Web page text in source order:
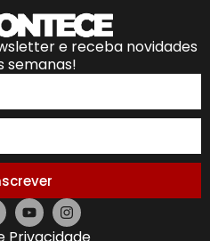
e receba novidades
semanas!